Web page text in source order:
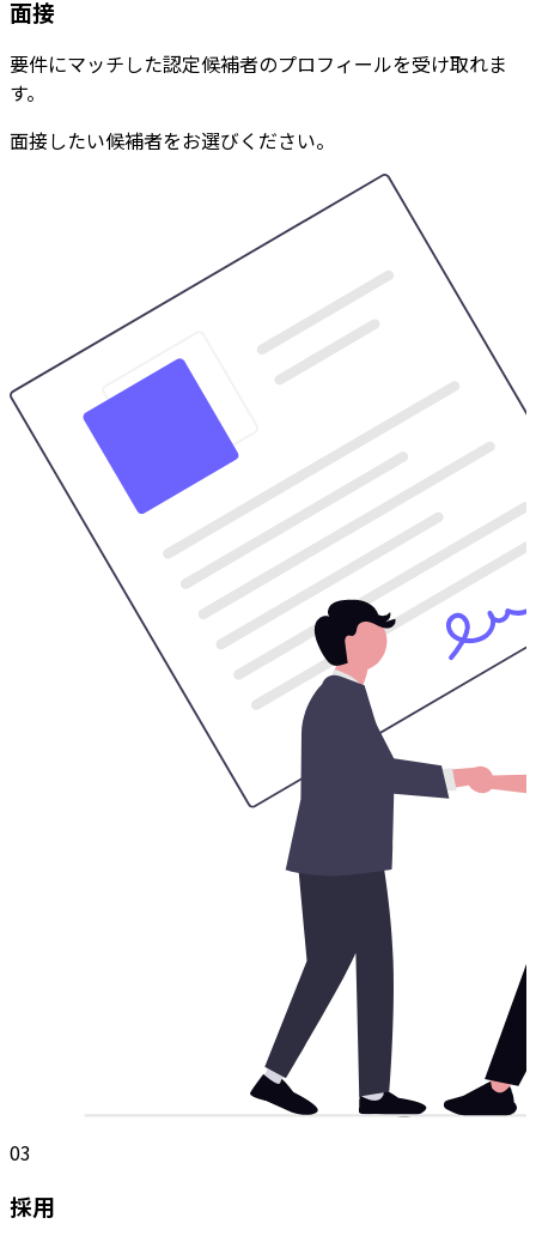
面接
要件にマッチした認定候補者のプロフィールを受け取れま
す。
面接したい候補者をお選びください。
03
採用